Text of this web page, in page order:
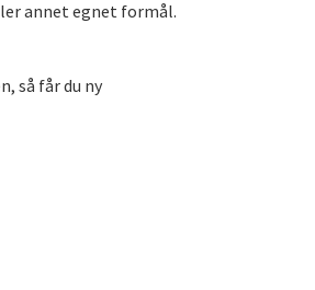
annet egnet formål.
så får du ny